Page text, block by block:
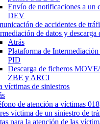
Envío de notificaciones a un
DEV
de accidentes de
de datos y descarga
Atrás
Plataforma de
PID
Descarga de ficheros
ZBE y ARCI
víctimas de siniestros
de atención a víctimas 018
víctima de un siniestro de
para la atención de las